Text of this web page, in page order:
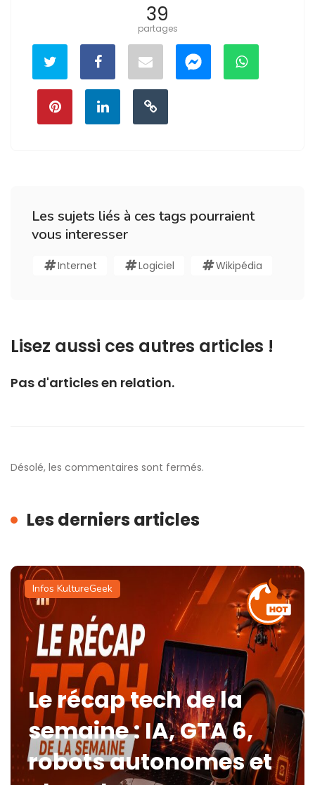
39
partages
Les sujets liés à ces tags pourraient
vous interesser
Internet Logiciel Wikipédia
Lisez aussi ces autres articles !
Pas d'articles en relation.
Désolé, les commentaires sont fermés.
Les derniers articles
Infos KultureGeek
Le récap tech de la
semaine : IA, GTA 6,
robots autonomes et